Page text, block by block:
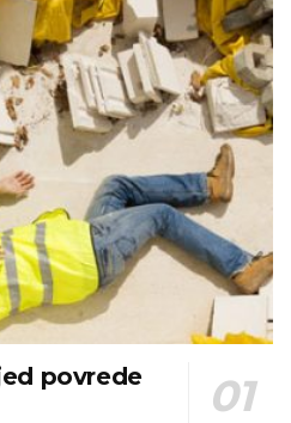
povrede